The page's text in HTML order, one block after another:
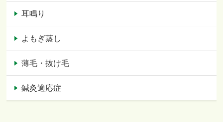
耳鳴り
よもぎ蒸し
薄毛・抜け毛
鍼灸適応症